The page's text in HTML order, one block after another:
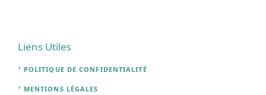
Liens Utiles
POLITIQUE DE CONFIDENTIALITÉ
MENTIONS LÉGALES